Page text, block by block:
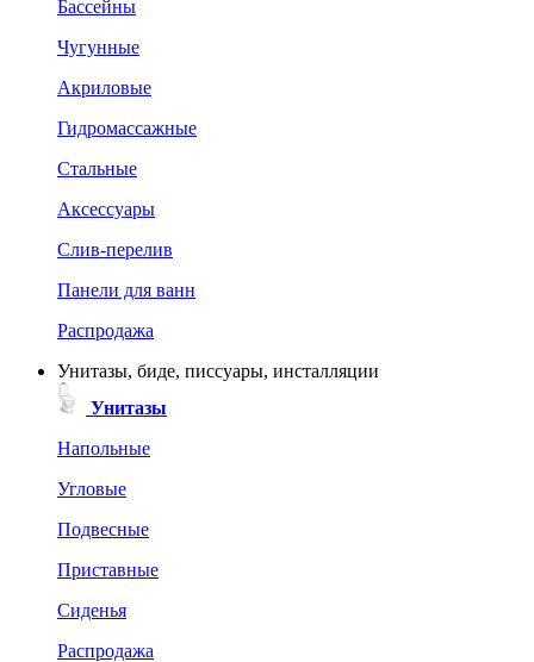
Бассейны
Чугунные
Акриловые
Гидромассажные
Стальные
Аксессуары
Слив-перелив
Панели для ванн
Распродажа
Унитазы, биде, писсуары, инсталляции
Унитазы
Напольные
Угловые
Подвесные
Приставные
Сиденья
Распродажа